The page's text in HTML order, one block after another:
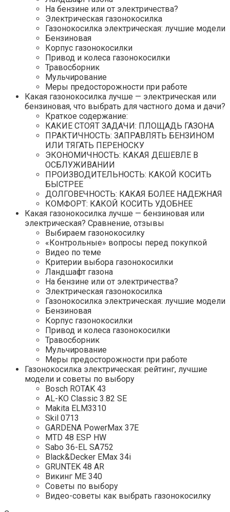
На бензине или от электричества?
Электрическая газонокосилка
Газонокосилка электрическая: лучшие модели
Бензиновая
Корпус газонокосилки
Привод и колеса газонокосилки
Травосборник
Мульчирование
Меры предосторожности при работе
Какая газонокосилка лучше — электрическая или
бензиновая, что выбрать для частного дома и дачи?
Краткое содержание:
КАКИЕ СТОЯТ ЗАДАЧИ: ПЛОЩАДЬ ГАЗОНА
ПРАКТИЧНОСТЬ: ЗАПРАВЛЯТЬ БЕНЗИНОМ
ИЛИ ТЯГАТЬ ПЕРЕНОСКУ
ЭКОНОМИЧНОСТЬ: КАКАЯ ДЕШЕВЛЕ В
ОСБЛУЖИВАНИИ
ПРОИЗВОДИТЕЛЬНОСТЬ: КАКОЙ КОСИТЬ
БЫСТРЕЕ
ДОЛГОВЕЧНОСТЬ: КАКАЯ БОЛЕЕ НАДЕЖНАЯ
КОМФОРТ: КАКОЙ КОСИТЬ УДОБНЕЕ
Какая газонокосилка лучше — бензиновая или
электрическая? Сравнение, отзывы
Выбираем газонокосилку
«Контрольные» вопросы перед покупкой
Видео по теме
Критерии выбора газонокосилки
Ландшафт газона
На бензине или от электричества?
Электрическая газонокосилка
Газонокосилка электрическая: лучшие модели
Бензиновая
Корпус газонокосилки
Привод и колеса газонокосилки
Травосборник
Мульчирование
Меры предосторожности при работе
Газонокосилка электрическая: рейтинг, лучшие
модели и советы по выбору
Bosch ROTAK 43
AL-KO Classic 3.82 SE
Makita ELM3310
Skil 0713
GARDENA PowerMax 37E
MTD 48 ESP HW
Sabo 36-EL SA752
Black&Decker EMax 34i
GRUNTEK 48 AR
Викинг ME 340
Советы по выбору
Видео-советы как выбрать газонокосилку